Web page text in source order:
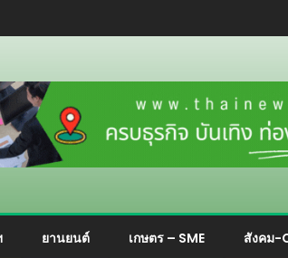
ยานยนต์ เกษตร – SME สังคม-